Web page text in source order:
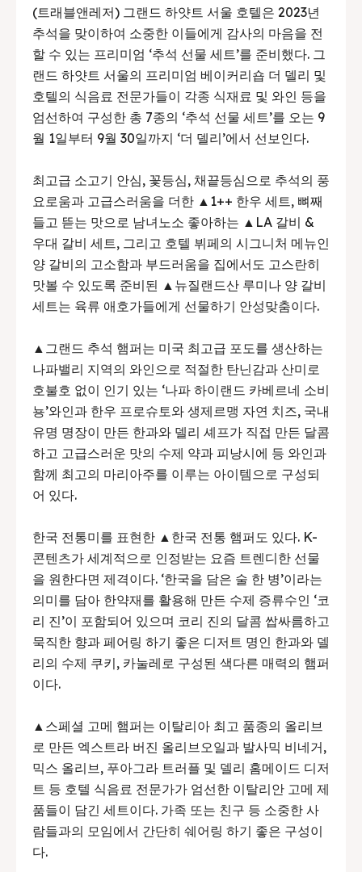
(트래블앤레저) 그랜드 하얏트 서울 호텔은 2023년
추석을 맞이하여 소중한 이들에게 감사의 마음을 전
할 수 있는 프리미엄 ‘추석 선물 세트’를 준비했다. 그
랜드 하얏트 서울의 프리미엄 베이커리숍 더 델리 및
호텔의 식음료 전문가들이 각종 식재료 및 와인 등을
엄선하여 구성한 총 7종의 ‘추석 선물 세트’를 오는 9
월 1일부터 9월 30일까지 ‘더 델리’에서 선보인다.
최고급 소고기 안심, 꽃등심, 채끝등심으로 추석의 풍
요로움과 고급스러움을 더한 ▲1++ 한우 세트, 뼈째
들고 뜯는 맛으로 남녀노소 좋아하는 ▲LA 갈비 &
우대 갈비 세트, 그리고 호텔 뷔페의 시그니처 메뉴인
양 갈비의 고소함과 부드러움을 집에서도 고스란히
맛볼 수 있도록 준비된 ▲뉴질랜드산 루미나 양 갈비
세트는 육류 애호가들에게 선물하기 안성맞춤이다.
▲그랜드 추석 햄퍼는 미국 최고급 포도를 생산하는
나파밸리 지역의 와인으로 적절한 탄닌감과 산미로
호불호 없이 인기 있는 ‘나파 하이랜드 카베르네 소비
뇽’와인과 한우 프로슈토와 생제르맹 자연 치즈, 국내
유명 명장이 만든 한과와 델리 셰프가 직접 만든 달콤
하고 고급스러운 맛의 수제 약과 피낭시에 등 와인과
함께 최고의 마리아주를 이루는 아이템으로 구성되
어 있다.
한국 전통미를 표현한 ▲한국 전통 햄퍼도 있다. K-
콘텐츠가 세계적으로 인정받는 요즘 트렌디한 선물
을 원한다면 제격이다. ‘한국을 담은 술 한 병’이라는
의미를 담아 한약재를 활용해 만든 수제 증류수인 ‘코
리 진’이 포함되어 있으며 코리 진의 달콤 쌉싸름하고
묵직한 향과 페어링 하기 좋은 디저트 명인 한과와 델
리의 수제 쿠키, 카눌레로 구성된 색다른 매력의 햄퍼
이다.
▲스페셜 고메 햄퍼는 이탈리아 최고 품종의 올리브
로 만든 엑스트라 버진 올리브오일과 발사믹 비네거,
믹스 올리브, 푸아그라 트러플 및 델리 홈메이드 디저
트 등 호텔 식음료 전문가가 엄선한 이탈리안 고메 제
품들이 담긴 세트이다. 가족 또는 친구 등 소중한 사
람들과의 모임에서 간단히 쉐어링 하기 좋은 구성이
다.